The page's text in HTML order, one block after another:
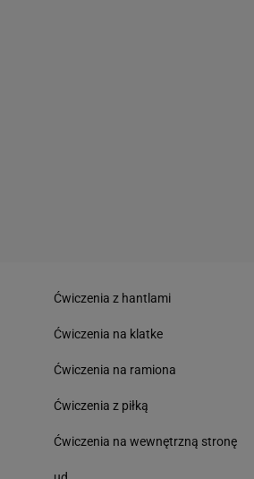
Ćwiczenia z hantlami
Ćwiczenia na klatke
Ćwiczenia na ramiona
Ćwiczenia z piłką
Ćwiczenia na wewnętrzną stronę